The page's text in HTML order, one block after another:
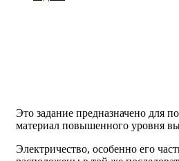
Это задание предназначено для
материал повышенного уровня
Электричество, особенно его